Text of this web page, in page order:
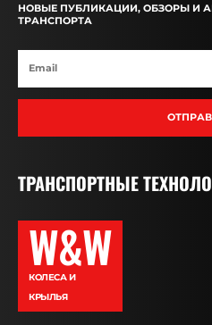
НОВЫЕ ПУБЛИКАЦИИ, ОБЗОРЫ И
ТРАНСПОРТА
ТРАНСПОРТНЫЕ
W&W
КОЛЕСА И
КРЫЛЬЯ